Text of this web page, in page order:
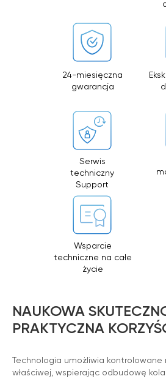
24-miesięczna
gwarancja
Serwis
techniczny
Support
Wsparcie
techniczne na całe
życie
NAUKOWA
PRAKTYCZNA
Technologia umożliwia kontrolowane
właściwej, wspierając odbudowę
01.04.2026 firma Newface Group Sp. z o.o.
formie ustrukturyzowanej za pośrednictwem
systemu KSeF.